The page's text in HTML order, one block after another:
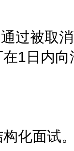
被取消
1日内
化面试